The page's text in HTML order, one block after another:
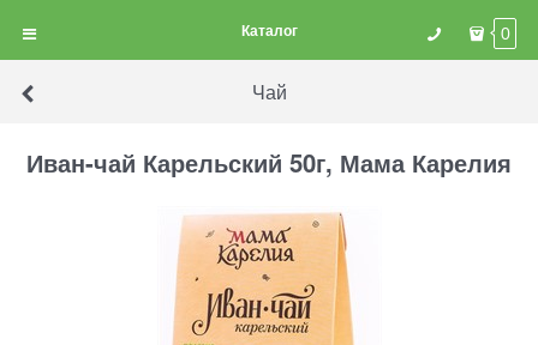
Каталог 0
Чай
Иван-чай Карельский 50г, Мама Карелия